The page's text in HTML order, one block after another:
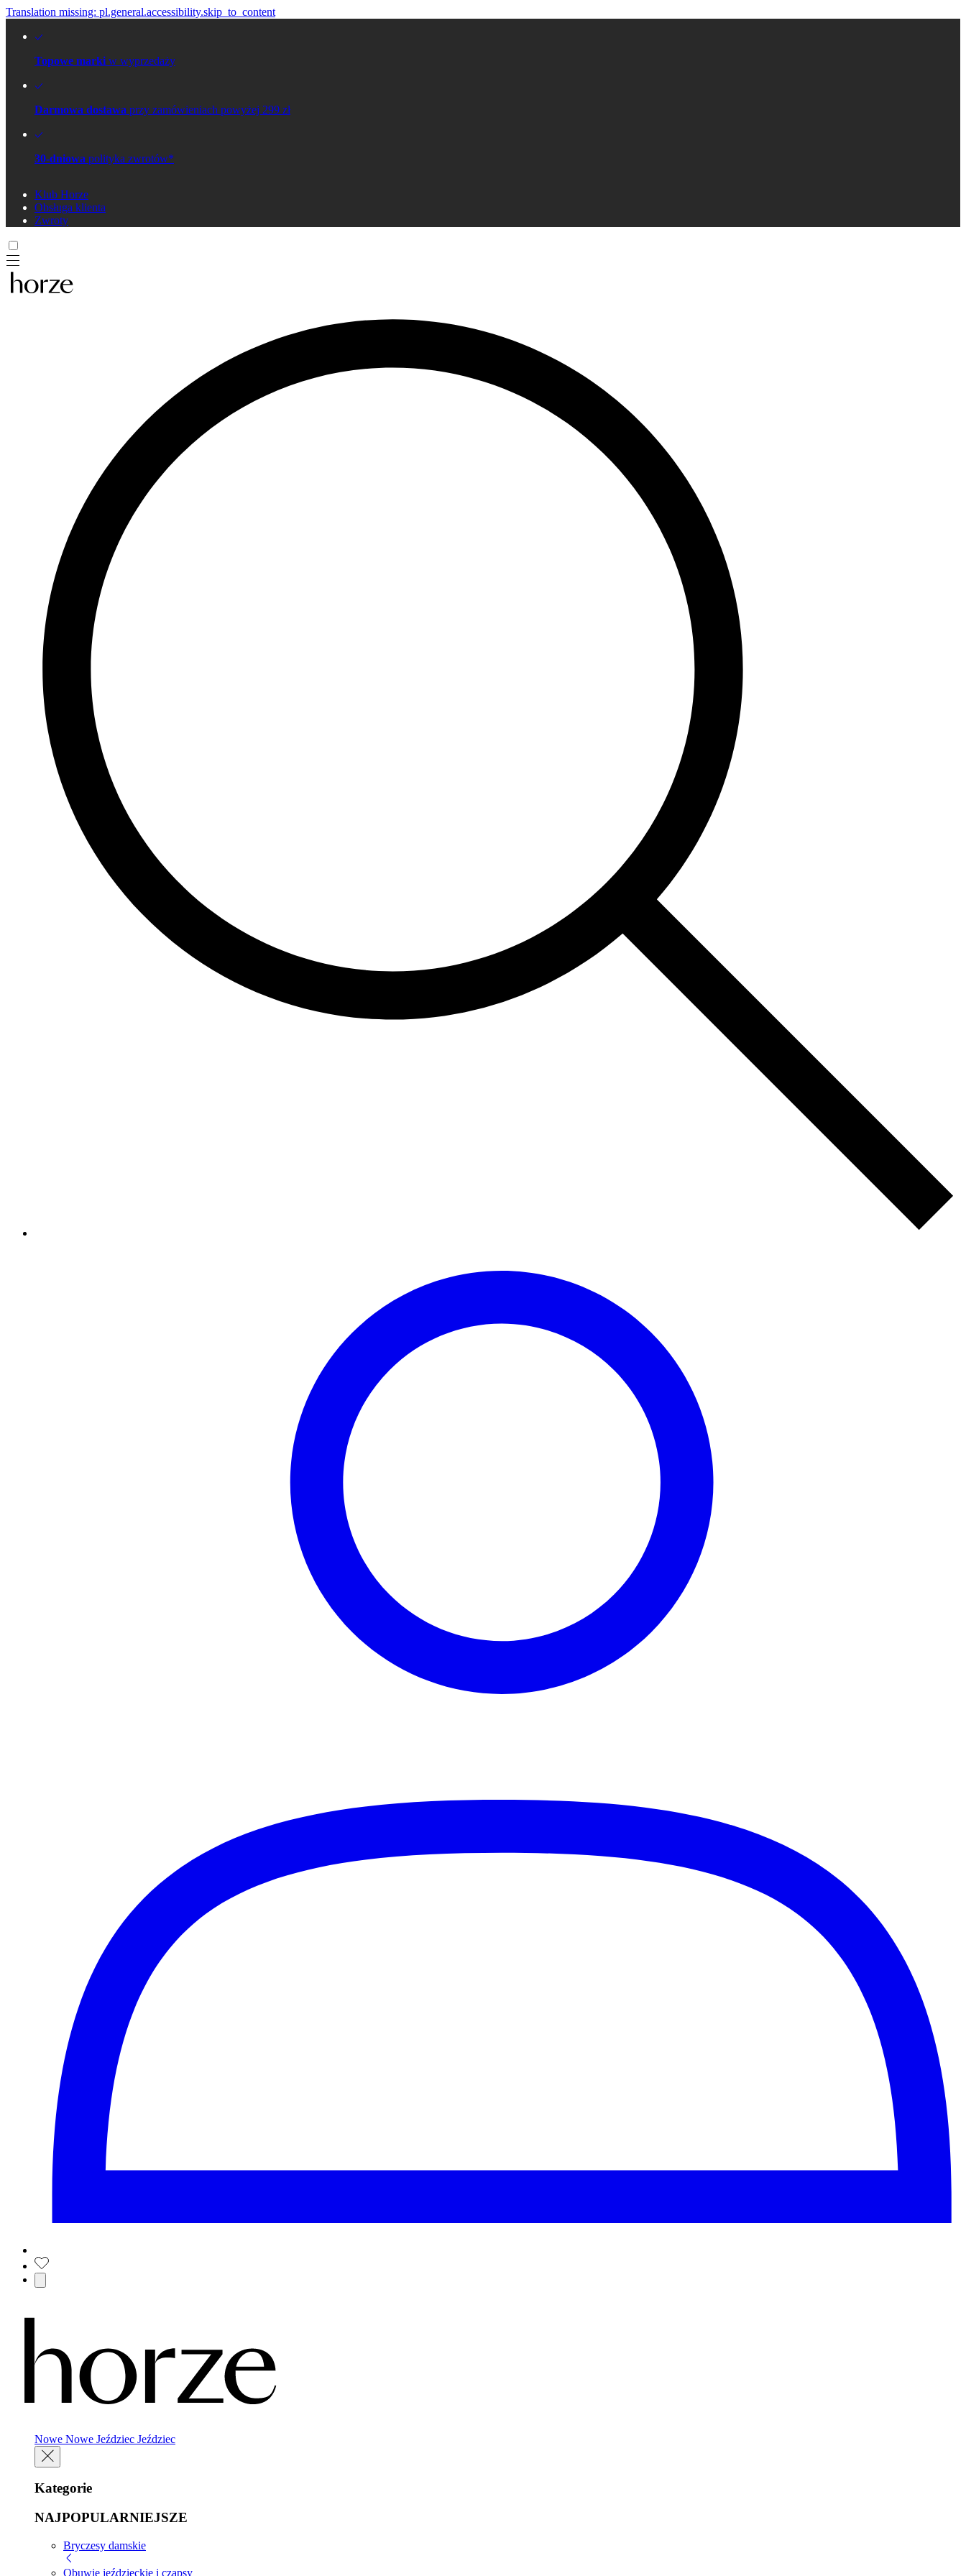
Translation missing: pl.general.accessibility.skip_to_content
Topowe marki w wyprzedaży
Darmowa dostawa przy zamówieniach powyżej 299 zł
30-dniowa polityka zwrotów*
Klub Horze
Obsługa klienta
Zwroty
Nowe Nowe Jeździec Jeździec
Kategorie
NAJPOPULARNIEJSZE
Bryczesy damskie
Obuwie jeździeckie i czapsy